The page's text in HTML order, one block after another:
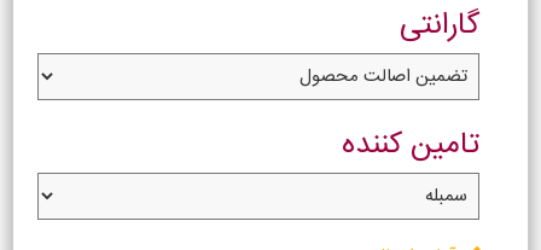
گارانتی
تامین کننده